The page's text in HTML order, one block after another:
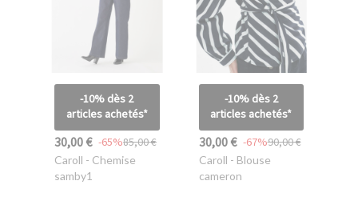
-10% dès 2
articles achetés*
30,00 € 85,00 €
-65%
Caroll - Chemise
samby1
-10% dès 2
articles achetés*
30,00 € 90,00 €
-67%
Caroll - Blouse
cameron